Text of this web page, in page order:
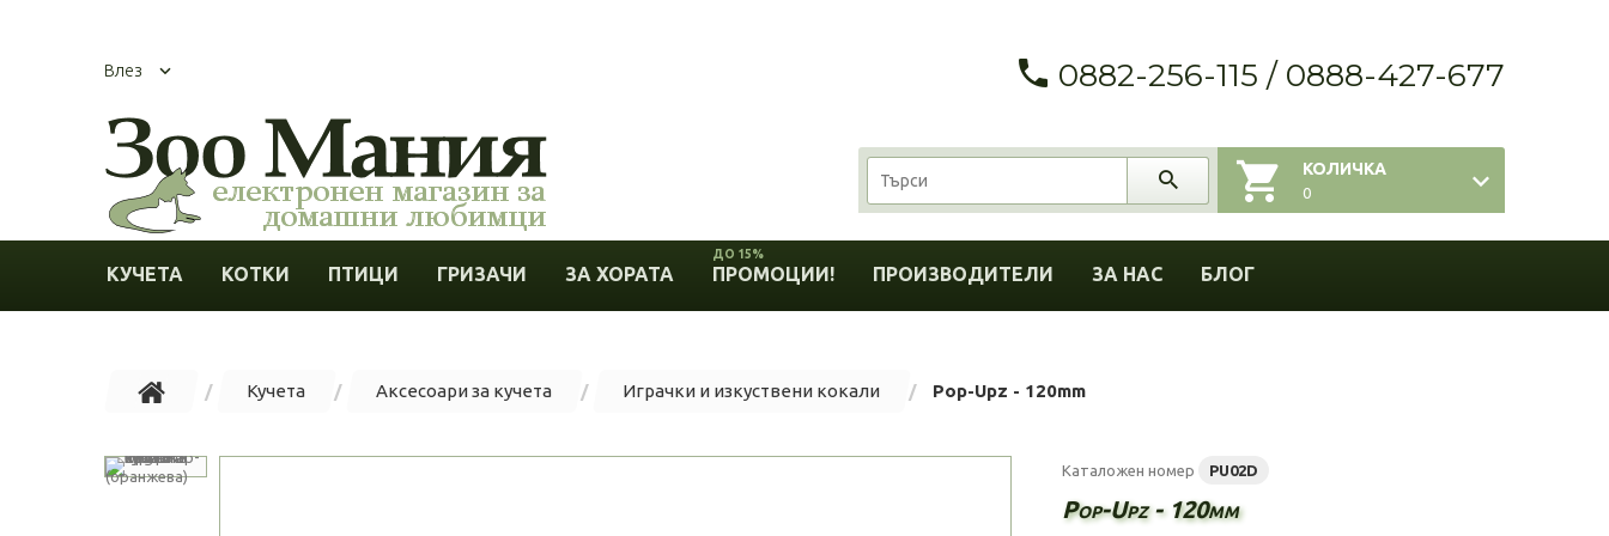
Влез 0882-256-115 / 0888-427-677
КОЛИЧКА
0
КУЧЕТА КОТКИ ПТИЦИ ГРИЗАЧИ ЗА ХОРАТА ПРОМОЦИИ!
ДО 15%
ПРОИЗВОДИТЕЛИ ЗА НАС БЛОГ
Кучета Аксесоари за кучета Играчки и изкуствени кокали Pop-Upz - 120mm
Каталожен номер PU02D
Pop-Upz - 120mm